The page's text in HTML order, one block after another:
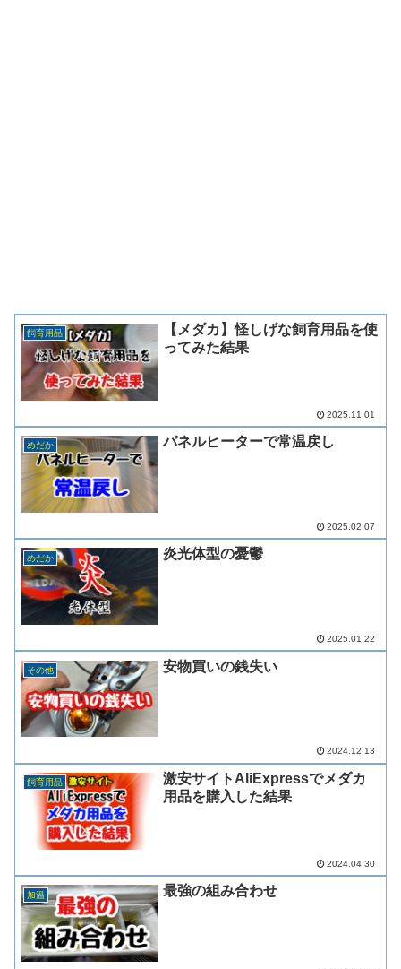
飼育用品
【メダカ】怪しげな飼育用品を使
ってみた結果
2025.11.01
めだか パネルヒーターで常温戻し
2025.02.07
めだか 炎光体型の憂鬱
2025.01.22
その他 安物買いの銭失い
2024.12.13
飼育用品
激安サイトAliExpressでメダカ
用品を購入した結果
2024.04.30
加温 最強の組み合わせ